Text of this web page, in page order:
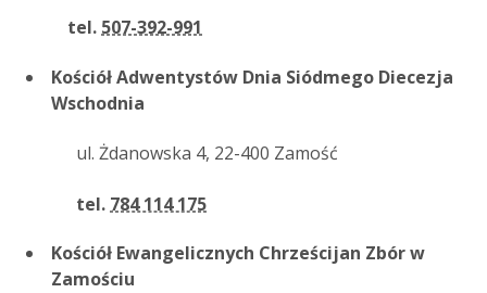
tel. 507-392-991
Kościół Adwentystów Dnia Siódmego Diecezja
Wschodnia
ul. Żdanowska 4, 22-400 Zamość
tel. 784 114 175
Kościół Ewangelicznych Chrześcijan Zbór w
Zamościu